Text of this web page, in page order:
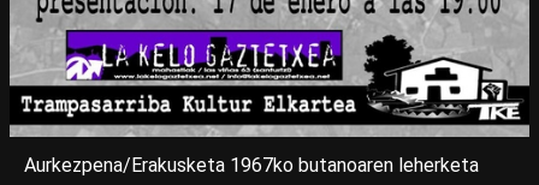
Aurkezpena/Erakusketa 1967ko butanoaren leherketa